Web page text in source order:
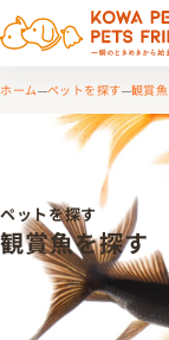
ホーム ペットを探す 観賞
ペットを探す
観賞魚を探す